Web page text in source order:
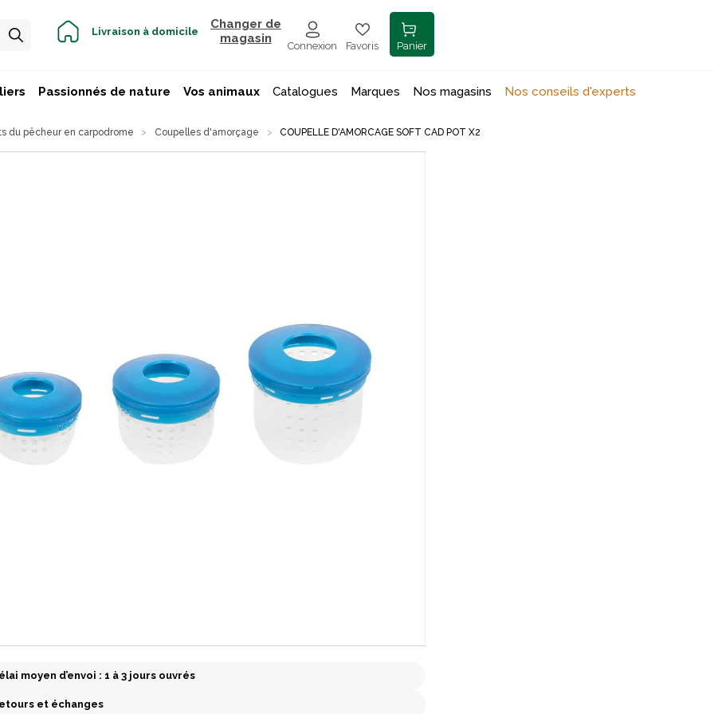
Livraison à domicile
Changer de
magasin
Connexion Favoris Panier
Passionnés de nature Vos animaux Catalogues Marques Nos magasins Nos conseils d'experts
du pêcheur en carpodrome Coupelles d'amorçage COUPELLE D'AMORCAGE SOFT CAD POT X2
moyen d’envoi : 1 à 3 jours ouvrés
et échanges